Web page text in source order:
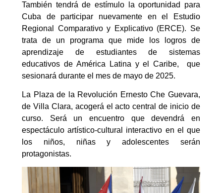
También tendrá de estímulo la oportunidad para
Cuba de participar nuevamente en el Estudio
Regional Comparativo y Explicativo (ERCE). Se
trata de un programa que mide los logros de
aprendizaje de estudiantes de sistemas
educativos de América Latina y el Caribe, que
sesionará durante el mes de mayo de 2025.
La Plaza de la Revolución Ernesto Che Guevara,
de Villa Clara, acogerá el acto central de inicio de
curso. Será un encuentro que devendrá en
espectáculo artístico-cultural interactivo en el que
los niños, niñas y adolescentes serán
protagonistas.